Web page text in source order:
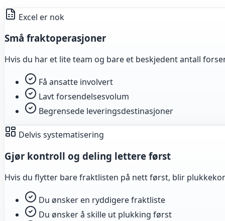
Excel er nok
Små fraktoperasjoner
Hvis du har et lite team og bare et beskjedent antall
Få ansatte involvert
Lavt forsendelsesvolum
Begrensede leveringsdestinasjoner
Delvis systematisering
Gjør kontroll og deling lettere først
Hvis du flytter bare fraktlisten på nett først, blir
Du ønsker en ryddigere fraktliste
Du ønsker å skille ut plukking først